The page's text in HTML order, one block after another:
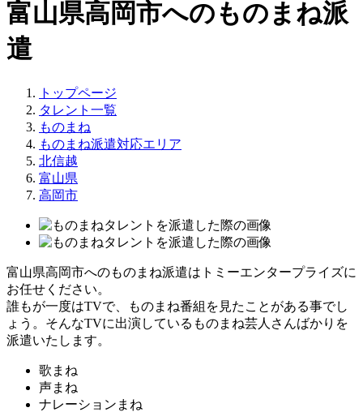
富山県高岡市へのものまね派
遣
トップページ
タレント一覧
ものまね
ものまね派遣対応エリア
北信越
富山県
高岡市
富山県高岡市へのものまね派遣はトミーエンタープライズに
お任せください。
誰もが一度はTVで、ものまね番組を見たことがある事でし
ょう。そんなTVに出演しているものまね芸人さんばかりを
派遣いたします。
歌まね
声まね
ナレーションまね